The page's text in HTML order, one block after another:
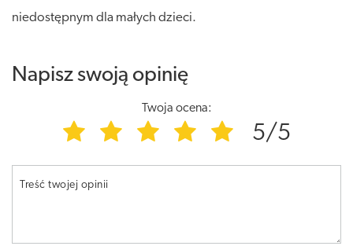
niedostępnym dla małych dzieci.
Napisz swoją opinię
Twoja ocena:
5/5
Treść twojej opinii